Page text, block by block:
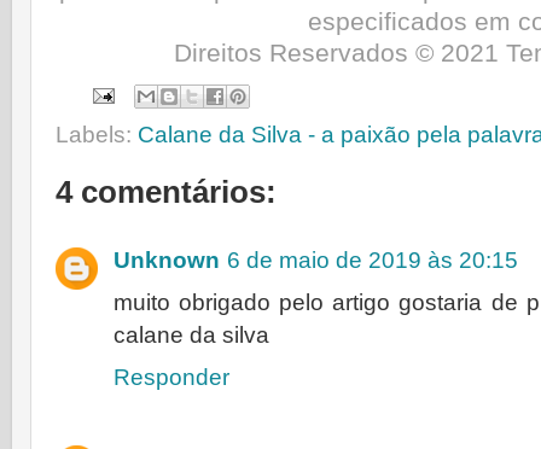
especificados em
Direitos Reservados © 2021
Labels: Calane da Silva - a paixão pela
4 comentários:
Unknown 6 de maio de 2019 às 20:15
muito obrigado pelo artigo gostaria de
calane da silva
Responder